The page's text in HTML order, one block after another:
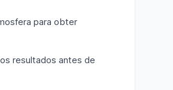
para obter
resultados antes de